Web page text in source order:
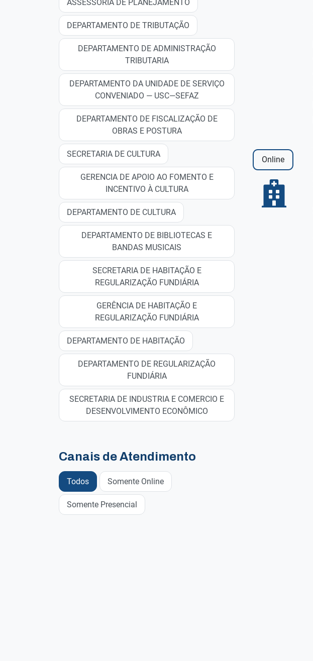
ASSESSORIA DE PLANEJAMENTO
DEPARTAMENTO DE TRIBUTAÇÃO
DEPARTAMENTO DE ADMINISTRAÇÃO
TRIBUTARIA
DEPARTAMENTO DA UNIDADE DE SERVIÇO
CONVENIADO — USC—SEFAZ
DEPARTAMENTO DE FISCALIZAÇÃO DE
OBRAS E POSTURA
SECRETARIA DE CULTURA
GERENCIA DE APOIO AO FOMENTO E
INCENTIVO À CULTURA
DEPARTAMENTO DE CULTURA
DEPARTAMENTO DE BIBLIOTECAS E
BANDAS MUSICAIS
SECRETARIA DE HABITAÇÃO E
REGULARIZAÇÃO FUNDIÁRIA
GERÊNCIA DE HABITAÇÃO E
REGULARIZAÇÃO FUNDIÁRIA
DEPARTAMENTO DE HABITAÇÃO
DEPARTAMENTO DE REGULARIZAÇÃO
FUNDIÁRIA
SECRETARIA DE INDUSTRIA E COMERCIO E
DESENVOLVIMENTO ECONÔMICO
Canais de Atendimento
Todos Somente Online
Somente Presencial
Online